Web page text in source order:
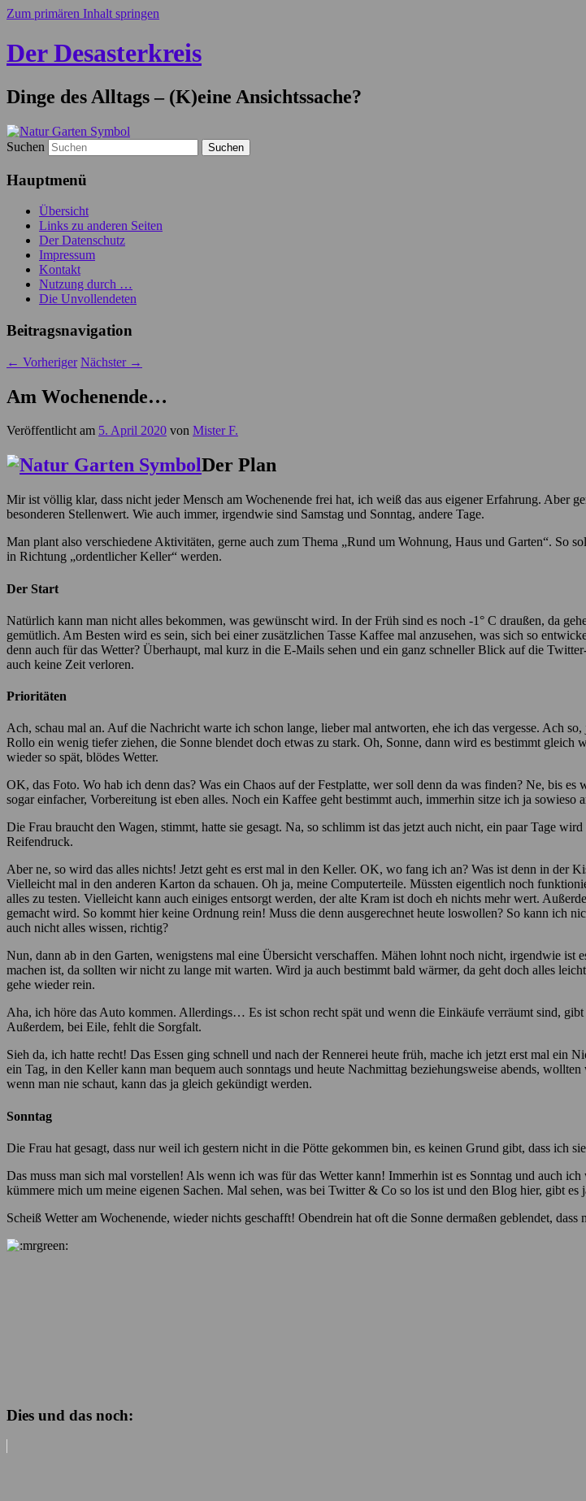
Zum primären Inhalt springen
Der Desasterkreis
Dinge des Alltags – (K)eine Ansichtssache?
Suchen
Hauptmenü
Übersicht
Links zu anderen Seiten
Der Datenschutz
Impressum
Kontakt
Nutzung durch …
Die Unvollendeten
Beitragsnavigation
← Vorheriger Nächster →
Am Wochenende…
Veröffentlicht am 5. April 2020 von Mister F.
Der Plan
Mir ist völlig klar, dass nicht jeder Mensch am Wochenende frei hat, ich weiß das aus eigener Erfahrung. Aber
besonderen Stellenwert. Wie auch immer, irgendwie sind Samstag und Sonntag, andere Tage.
Man plant also verschiedene Aktivitäten, gerne auch zum Thema „Rund um Wohnung, Haus und Garten“. So
in Richtung „ordentlicher Keller“ werden.
Der Start
Natürlich kann man nicht alles bekommen, was gewünscht wird. In der Früh sind es noch -1° C draußen, da
gemütlich. Am Besten wird es sein, sich bei einer zusätzlichen Tasse Kaffee mal anzusehen, was sich so
denn auch für das Wetter? Überhaupt, mal kurz in die E-Mails sehen und ein ganz schneller Blick auf die
auch keine Zeit verloren.
Prioritäten
Ach, schau mal an. Auf die Nachricht warte ich schon lange, lieber mal antworten, ehe ich das vergesse. Ach
Rollo ein wenig tiefer ziehen, die Sonne blendet doch etwas zu stark. Oh, Sonne, dann wird es bestimmt
wieder so spät, blödes Wetter.
OK, das Foto. Wo hab ich denn das? Was ein Chaos auf der Festplatte, wer soll denn da was finden? Ne, bis
sogar einfacher, Vorbereitung ist eben alles. Noch ein Kaffee geht bestimmt auch, immerhin sitze ich ja
Die Frau braucht den Wagen, stimmt, hatte sie gesagt. Na, so schlimm ist das jetzt auch nicht, ein paar Tage
Reifendruck.
Aber ne, so wird das alles nichts! Jetzt geht es erst mal in den Keller. OK, wo fang ich an? Was ist denn in der
Vielleicht mal in den anderen Karton da schauen. Oh ja, meine Computerteile. Müssten eigentlich noch
alles zu testen. Vielleicht kann auch einiges entsorgt werden, der alte Kram ist doch eh nichts mehr wert.
gemacht wird. So kommt hier keine Ordnung rein! Muss die denn ausgerechnet heute loswollen? So kann ich
auch nicht alles wissen, richtig?
Nun, dann ab in den Garten, wenigstens mal eine Übersicht verschaffen. Mähen lohnt noch nicht, irgendwie
machen ist, da sollten wir nicht zu lange mit warten. Wird ja auch bestimmt bald wärmer, da geht doch alles
gehe wieder rein.
Aha, ich höre das Auto kommen. Allerdings… Es ist schon recht spät und wenn die Einkäufe verräumt sind,
Außerdem, bei Eile, fehlt die Sorgfalt.
Sieh da, ich hatte recht! Das Essen ging schnell und nach der Rennerei heute früh, mache ich jetzt erst mal ein
ein Tag, in den Keller kann man bequem auch sonntags und heute Nachmittag beziehungsweise abends,
wenn man nie schaut, kann das ja gleich gekündigt werden.
Sonntag
Die Frau hat gesagt, dass nur weil ich gestern nicht in die Pötte gekommen bin, es keinen Grund gibt, dass
Das muss man sich mal vorstellen! Als wenn ich was für das Wetter kann! Immerhin ist es Sonntag und auch
kümmere mich um meine eigenen Sachen. Mal sehen, was bei Twitter & Co so los ist und den Blog hier, gibt es
Scheiß Wetter am Wochenende, wieder nichts geschafft! Obendrein hat oft die Sonne dermaßen geblendet,
Dies und das noch: